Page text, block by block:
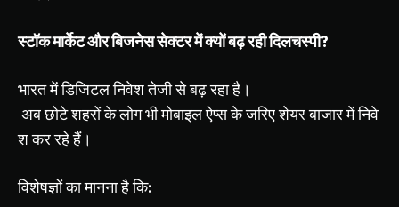
स्टॉकमार्केटऔरबिजनेससेक्टरमेंक्योंबढ़रहीदिलचस्पी?
भारतमेंडिजिटलनिवेशतेजीसेबढ़रहाहै।
अबछोटेशहरोंकेलोगभीमोबाइलऐप्सकेजरिएशेयरबाजारमेंनिवे
शकररहेहैं।
विशेषज्ञोंकामाननाहैकि: